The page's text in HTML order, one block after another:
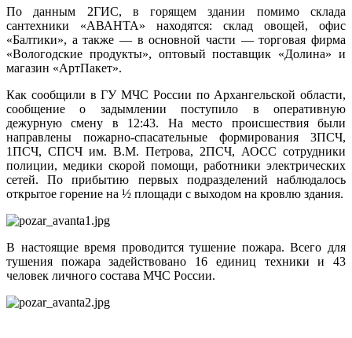
По данным 2ГИС, в горящем здании помимо склада
сантехники «АВАНТА» находятся: склад овощей, офис
«Балтики», а также — в основной части — торговая фирма
«Вологодские продукты», оптовый поставщик «Долина» и
магазин «АртПакет».
Как сообщили в ГУ МЧС России по Архангельской области,
сообщение о задымлении поступило в оперативную
дежурную смену в 12:43. На место происшествия были
направлены пожарно-спасательные формирования 3ПСЧ,
1ПСЧ, СПСЧ им. В.М. Петрова, 2ПСЧ, АОСС сотрудники
полиции, медики скорой помощи, работники электрических
сетей. По прибытию первых подразделений наблюдалось
открытое горение на ½ площади с выходом на кровлю здания.
В настоящие время проводится тушение пожара. Всего для
тушения пожара задействовано 16 единиц техники и 43
человек личного состава МЧС России.